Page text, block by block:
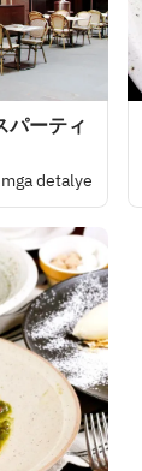
パーティ
detalye